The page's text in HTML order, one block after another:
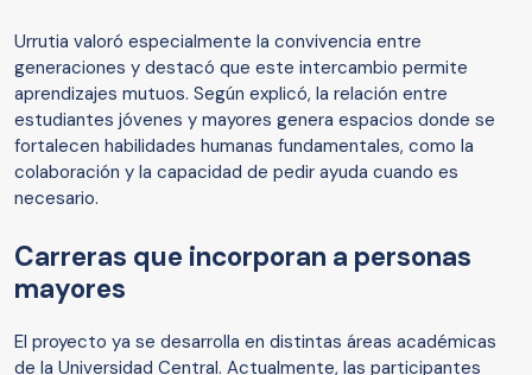
Urrutia valoró especialmente la convivencia entre
generaciones y destacó que este intercambio permite
aprendizajes mutuos. Según explicó, la relación entre
estudiantes jóvenes y mayores genera espacios donde se
fortalecen habilidades humanas fundamentales, como la
colaboración y la capacidad de pedir ayuda cuando es
necesario.
Carreras que incorporan a personas
mayores
El proyecto ya se desarrolla en distintas áreas académicas
de la Universidad Central. Actualmente, las participantes